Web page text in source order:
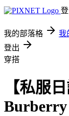
我的部落格 我
登出
穿搭
【私服